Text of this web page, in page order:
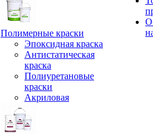
Полимерные краски
Эпоксидная краска
Антистатическая
краска
Полиуретановые
краски
Акриловая